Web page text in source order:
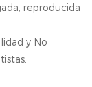
reproducida
y No